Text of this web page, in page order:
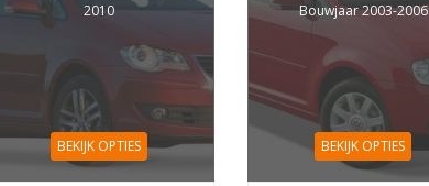
2010
BEKIJK OPTIES
Bouwjaar 2003-2006
BEKIJK OPTIES